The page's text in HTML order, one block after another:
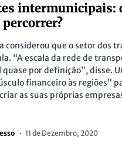
intermunicipais:
considerou que o setor dos
“A escala da rede de
por definição”, disse.
financeiro às regiões”
as suas próprias
11 de Dezembro, 2020